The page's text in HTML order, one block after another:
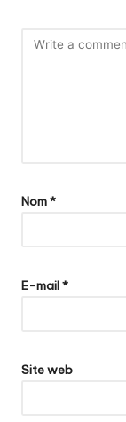
Nom*
E-mail*
Site web